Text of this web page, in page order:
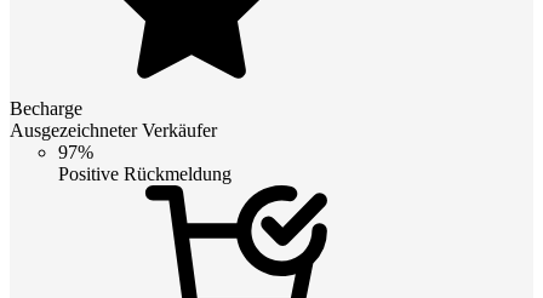
Becharge
Ausgezeichneter Verkäufer
97%
Positive Rückmeldung